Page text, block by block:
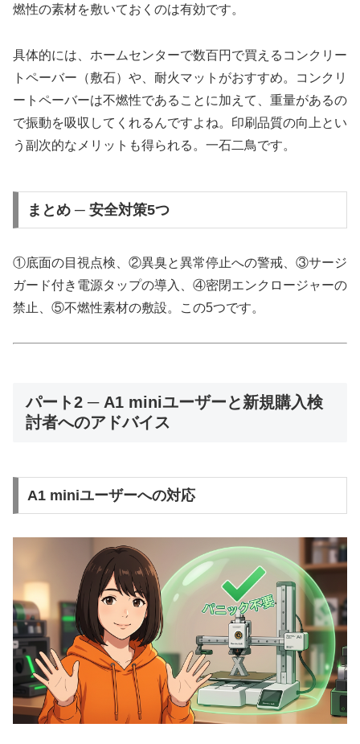
燃性の素材を敷いておくのは有効です。
具体的には、ホームセンターで数百円で買えるコンクリー
トペーバー（敷石）や、耐火マットがおすすめ。コンクリ
ートペーバーは不燃性であることに加えて、重量があるの
で振動を吸収してくれるんですよね。印刷品質の向上とい
う副次的なメリットも得られる。一石二鳥です。
まとめ ─ 安全対策5つ
①底面の目視点検、②異臭と異常停止への警戒、③サージ
ガード付き電源タップの導入、④密閉エンクロージャーの
禁止、⑤不燃性素材の敷設。この5つです。
パート2 ─ A1 miniユーザーと新規購入検
討者へのアドバイス
A1 miniユーザーへの対応